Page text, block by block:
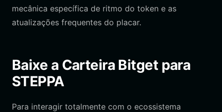
mecânica específica de ritmo do token e as
atualizações frequentes do placar.
Baixe a Carteira Bitget para
STEPPA
Para interagir totalmente com o ecossistema